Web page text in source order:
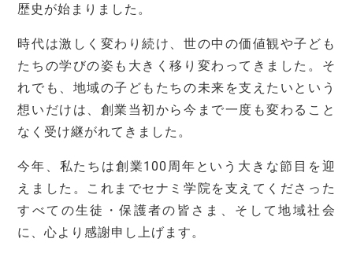
歴史が始まりました。
時代は激しく変わり続け、世の中の価値観や子ども
たちの学びの姿も大きく移り変わってきました。そ
れでも、地域の子どもたちの未来を支えたいという
想いだけは、創業当初から今まで一度も変わること
なく受け継がれてきました。
今年、私たちは創業100周年という大きな節目を迎
えました。これまでセナミ学院を支えてくださった
すべての生徒・保護者の皆さま、そして地域社会
に、心より感謝申し上げます。